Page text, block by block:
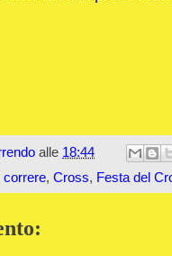
alle 18:44
correre, Cross, Festa del